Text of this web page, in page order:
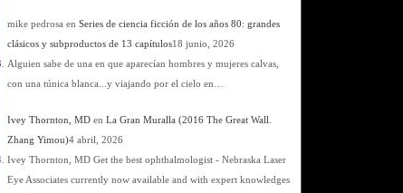
mike pedrosa en Series de ciencia ficción de los años 80: grandes
clásicos y subproductos de 13 capítulos18 junio, 2026
Alguien sabe de una en que aparecían hombres y mujeres calvas,
con una túnica blanca...y viajando por el cielo en…
Ivey Thornton, MD en La Gran Muralla (2016 The Great Wall.
Zhang Yimou)4 abril, 2026
Ivey Thornton, MD Get the best ophthalmologist - Nebraska Laser
Eye Associates currently now available and with expert knowledges